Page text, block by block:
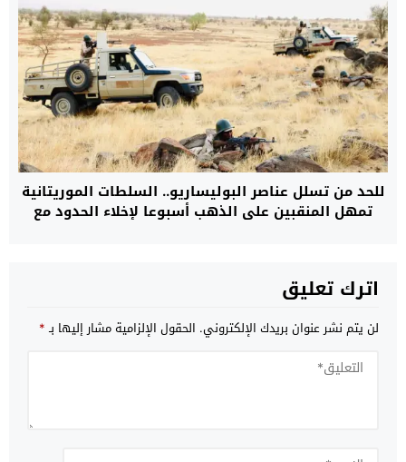
للحد من تسلل عناصر البوليساريو.. السلطات الموريتانية
تمهل المنقبين على الذهب أسبوعا لإخلاء الحدود مع
اترك تعليق
لن يتم نشر عنوان بريدك الإلكتروني. الحقول الإلزامية مشار إليها بـ*